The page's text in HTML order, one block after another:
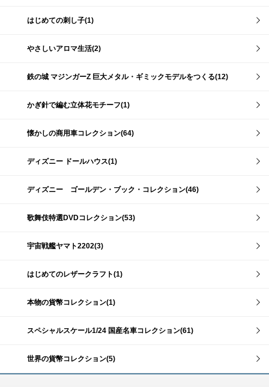
はじめての刺し子(1)
やさしいアロマ生活(2)
鉄の城 マジンガーZ 巨大メタル・ギミックモデルをつくる(12)
かぎ針で編む立体花モチーフ(1)
懐かしの商用車コレクション(64)
ディズニー ドールハウス(1)
ディズニー ゴールデン・ブック・コレクション(46)
歌舞伎特選DVDコレクション(53)
宇宙戦艦ヤマト2202(3)
はじめてのレザークラフト(1)
本物の貨幣コレクション(1)
スペシャルスケール1/24 国産名車コレクション(61)
世界の貨幣コレクション(5)